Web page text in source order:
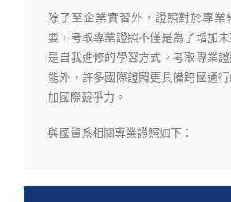
除了至企業實習外，證照對於專業
要，考取專業證照不僅是為了增加
是自我進修的學習方式。考取專業
能外，許多國際證照更具備跨國通
加國際競爭力。
與國貿系相關專業證照如下：